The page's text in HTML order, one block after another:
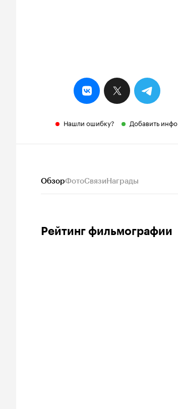
Нашли ошибку? Добавить инфо
ОбзорФотоСвязиНаграды
Рейтинг фильмографии